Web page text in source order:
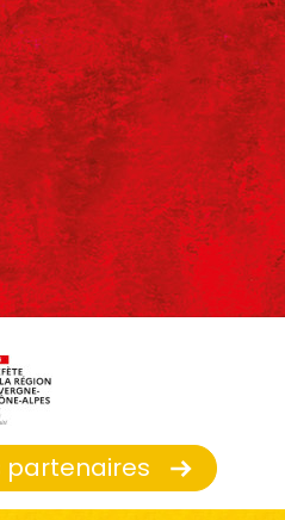
partenaires